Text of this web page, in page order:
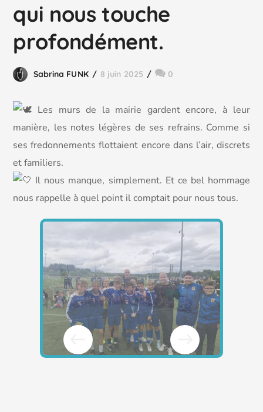
qui nous touche
profondément.
Sabrina FUNK 8 juin 2025 0
Les murs de la mairie gardent encore, à leur
manière, les notes légères de ses refrains. Comme si
ses fredonnements flottaient encore dans l’air, discrets
et familiers.
Il nous manque, simplement. Et ce bel hommage
nous rappelle à quel point il comptait pour nous tous.